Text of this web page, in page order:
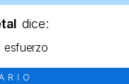
dice:
esfuerzo